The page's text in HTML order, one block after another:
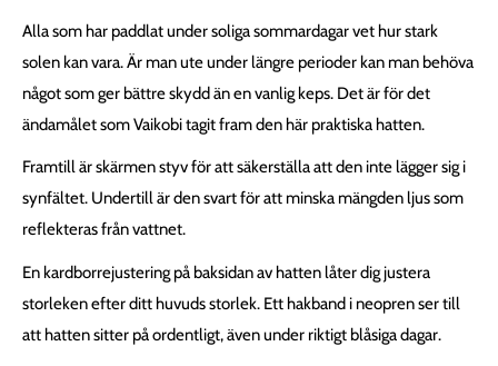
Alla som har paddlat under soliga sommardagar vet hur stark
solen kan vara. Är man ute under längre perioder kan man behöva
något som ger bättre skydd än en vanlig keps. Det är för det
ändamålet som Vaikobi tagit fram den här praktiska hatten.
Framtill är skärmen styv för att säkerställa att den inte lägger sig i
synfältet. Undertill är den svart för att minska mängden ljus som
reflekteras från vattnet.
En kardborrejustering på baksidan av hatten låter dig justera
storleken efter ditt huvuds storlek. Ett hakband i neopren ser till
att hatten sitter på ordentligt, även under riktigt blåsiga dagar.